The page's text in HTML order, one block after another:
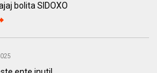
bolita SIDOXO